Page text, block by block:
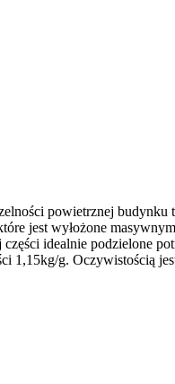
powietrznej
jest wyłożone
idealnie podzielone
g. Oczywistością